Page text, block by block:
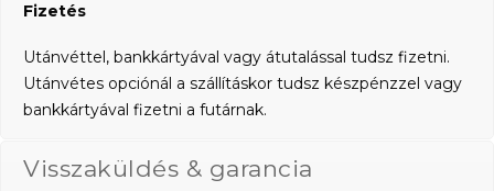
Fizetés
Utánvéttel, bankkártyával vagy átutalással tudsz fizetni.
Utánvétes opciónál a szállításkor tudsz készpénzzel vagy
bankkártyával fizetni a futárnak.
Visszaküldés & garancia